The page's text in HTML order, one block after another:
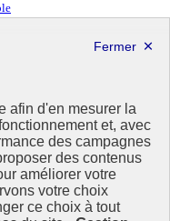
afin d'en mesurer la
et, avec
des campagnes
des contenus
améliorer votre
votre choix
ce choix à tout
concernant l’Agenda